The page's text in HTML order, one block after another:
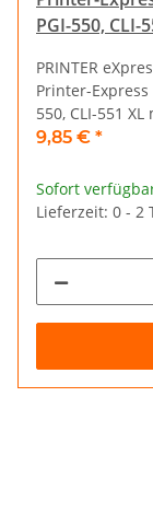
PGI-550, CLI-
PRINTER
Printer-
550, CLI-551
9,85 € *
Sofort
Lieferzeit: 0 - 2